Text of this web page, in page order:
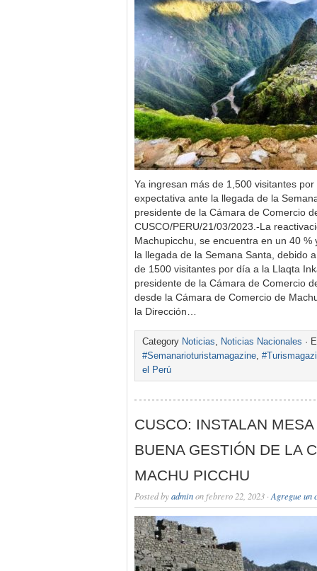
Ya ingresan más de 1,500 visitantes
expectativa ante la llegada de la
presidente de la Cámara de Comercio
CUSCO/PERU/21/03/2023.-La
Machupicchu, se encuentra en un 40
la llegada de la Se­mana Santa, debido
de 1500 visitan­tes por día a la Llaqta
presi­dente de la Cámara de Comercio
desde la Cáma­ra de Comercio de
la Direc­ción…
Category Noticias, Noticias Nacionales ·
#Semanarioturistamagazine,
el Perú
CUSCO: INSTALAN
BUENA GESTIÓN DE LA
MACHU PICCHU
Posted byadminon febrero 22, 2023 · Agregue un